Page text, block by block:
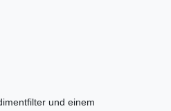
und einem